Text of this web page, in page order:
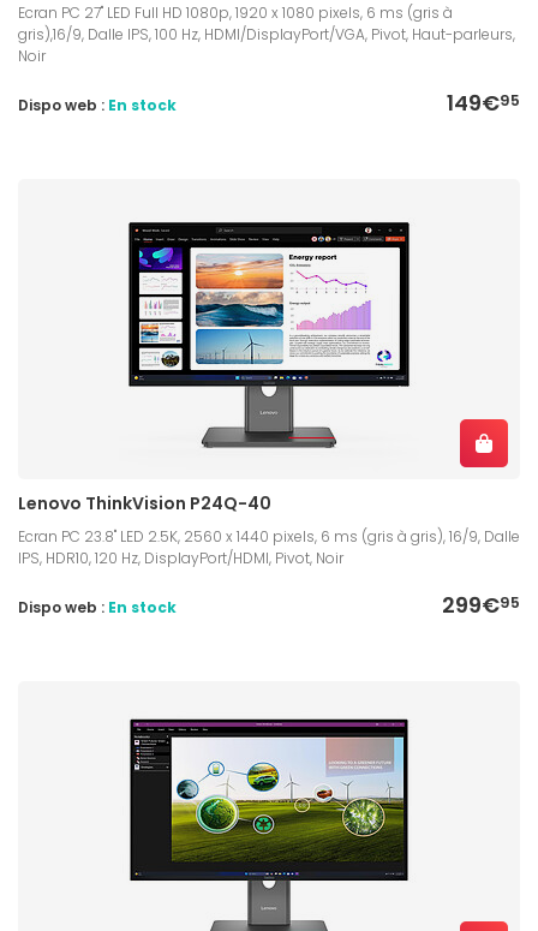
Ecran PC 27" LED Full HD 1080p, 1920 x 1080 pixels, 6 ms (gris à
gris),16/9, Dalle IPS, 100 Hz, HDMI/DisplayPort/VGA, Pivot, Haut-parleurs,
Noir
149€95
Dispo web : En stock
Lenovo ThinkVision P24Q-40
Ecran PC 23.8" LED 2.5K, 2560 x 1440 pixels, 6 ms (gris à gris), 16/9, Dalle
IPS, HDR10, 120 Hz, DisplayPort/HDMI, Pivot, Noir
299€95
Dispo web : En stock